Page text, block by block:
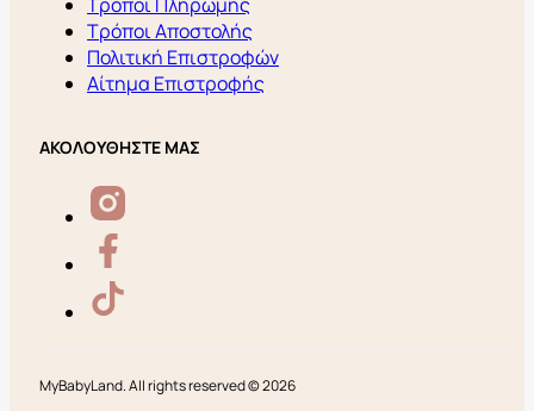
Τρόποι Πληρωμής
Τρόποι Αποστολής
Πολιτική Επιστροφών
Αίτημα Επιστροφής
ΑΚΟΛΟΥΘΗΣΤΕ ΜΑΣ
MyBabyLand. All rights reserved © 2026